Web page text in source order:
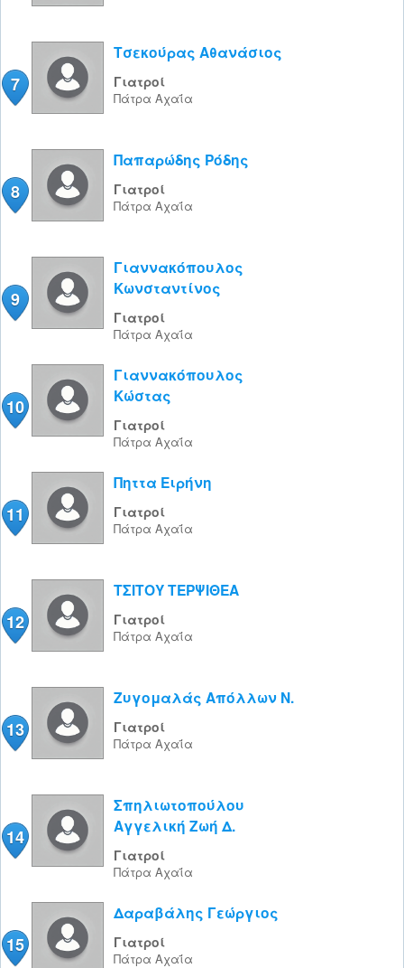
7
Τσεκούρας Αθανάσιος
Γιατροί
Πάτρα Αχαΐα
8
Παπαρώδης Ρόδης
Γιατροί
Πάτρα Αχαΐα
9
Γιαννακόπουλος
Κωνσταντίνος
Γιατροί
Πάτρα Αχαΐα
10
Γιαννακόπουλος
Κώστας
Γιατροί
Πάτρα Αχαΐα
11
Πηττα Ειρήνη
Γιατροί
Πάτρα Αχαΐα
12
ΤΣΙΤΟΥ ΤΕΡΨΙΘΕΑ
Γιατροί
Πάτρα Αχαΐα
13
Ζυγομαλάς Απόλλων Ν.
Γιατροί
Πάτρα Αχαΐα
14
Σπηλιωτοπούλου
Αγγελική Ζωή Δ.
Γιατροί
Πάτρα Αχαΐα
15
Δαραβάλης Γεώργιος
Γιατροί
Πάτρα Αχαΐα